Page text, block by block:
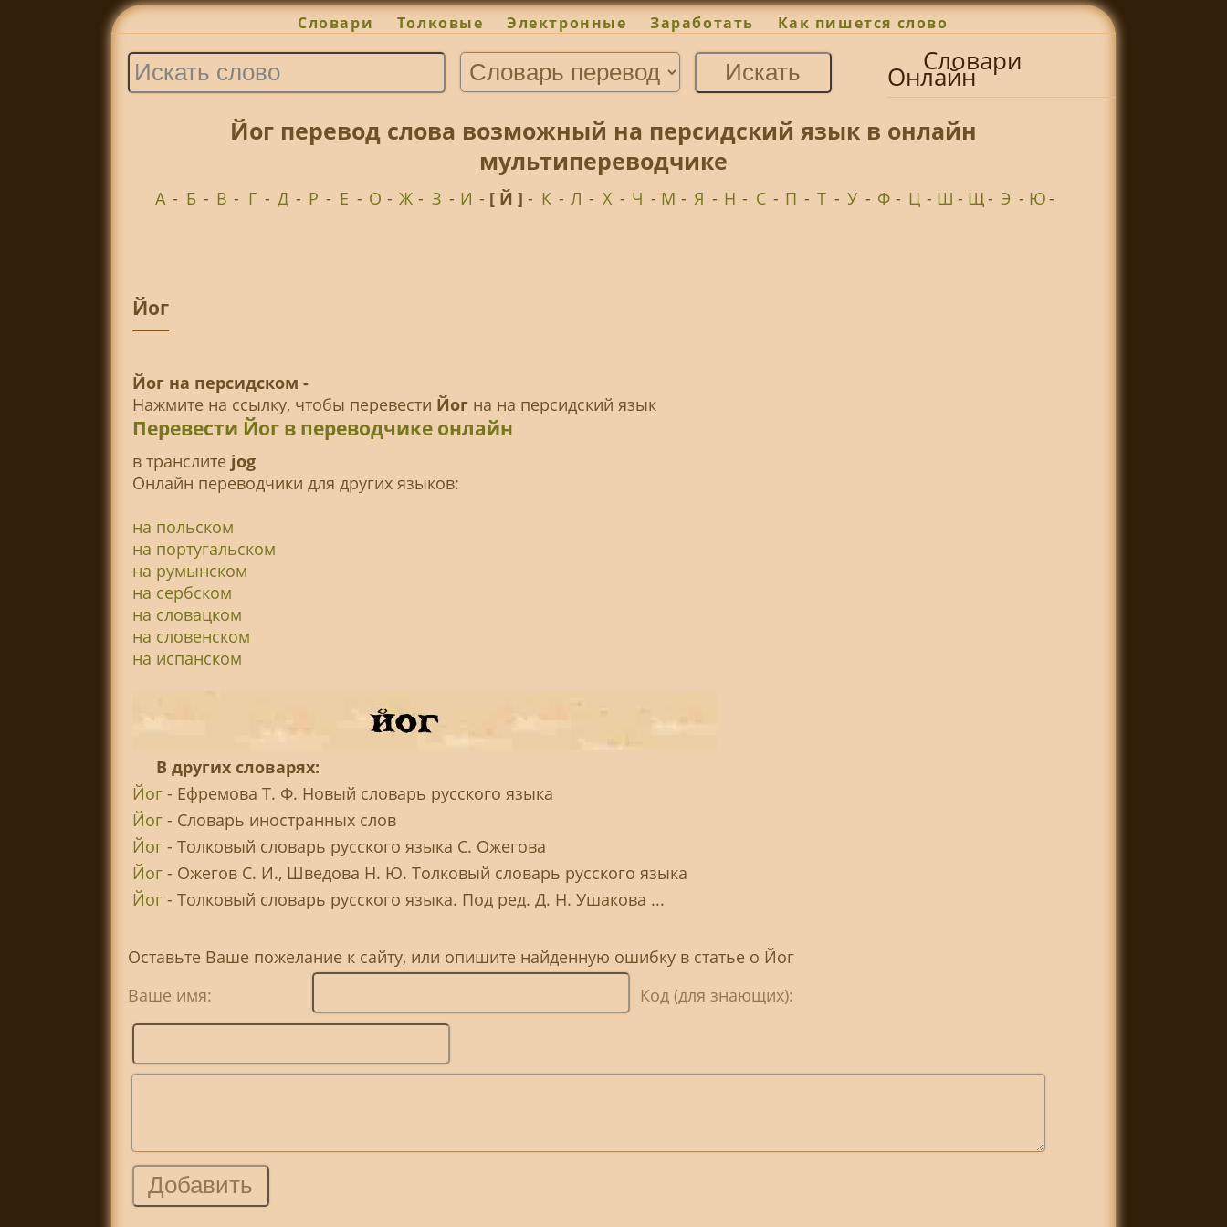
Словари Толковые Электронные Заработать Как пишется слово
Словари
Онлайн
Йог перевод слова возможный на персидский язык в онлайн
мультипереводчике
А - Б - В - Г - Д - Р - Е - О - Ж - З - И - [ Й ]- К - Л - Х - Ч - М - Я - Н - С - П - Т - У - Ф - Ц - Ш - Щ- Э - Ю-
Йог
Йог на персидском -
Нажмите на ссылку, чтобы перевести Йогна на персидский язык
Перевести Йог в переводчике онлайн
в транслитe jog
Онлайн переводчики для других языков:
на польском
на португальском
на румынском
на сербском
на словацком
на словенском
на испанском
В других словарях:
Йог- Ефремова Т. Ф. Новый словарь русского языка
Йог- Словарь иностранных слов
Йог- Толковый словарь русского языка С. Ожегова
Йог- Ожегов С. И., Шведова Н. Ю. Толковый словарь русского языка
Йог- Толковый словарь русского языка. Под ред. Д. Н. Ушакова ...
Оставьте Ваше пожелание к сайту, или опишите найденную ошибку в статье о Йог
Ваше имя:
Код (для знающих):